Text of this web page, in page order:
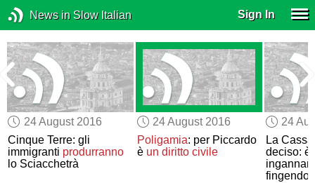
News in Slow Italian Sign In
24 August 2016
Cinque Terre: gli
immigranti produrranno
lo Sciacchetrà
24 August 2016
Poligamia: per Piccardo
è un diritto civile
24
La
deciso: è